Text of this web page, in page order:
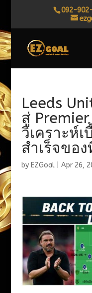
092-
Leeds
สู่
วิเคราะห์
สำเร็จขอ
by EZGoal| Apr 26,